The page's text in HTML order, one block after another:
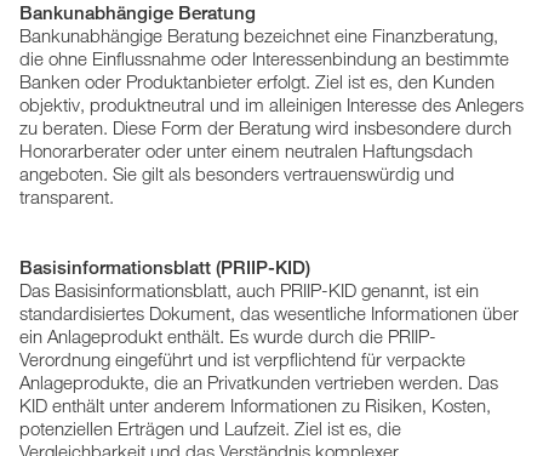
Bankunabhängige Beratung
Bankunabhängige Beratung bezeichnet eine Finanzberatung,
die ohne Einflussnahme oder Interessenbindung an bestimmte
Banken oder Produktanbieter erfolgt. Ziel ist es, den Kunden
objektiv, produktneutral und im alleinigen Interesse des Anlegers
zu beraten. Diese Form der Beratung wird insbesondere durch
Honorarberater oder unter einem neutralen Haftungsdach
angeboten. Sie gilt als besonders vertrauenswürdig und
transparent.
Basisinformationsblatt (PRIIP-KID)
Das Basisinformationsblatt, auch PRIIP-KID genannt, ist ein
standardisiertes Dokument, das wesentliche Informationen über
ein Anlageprodukt enthält. Es wurde durch die PRIIP-
Verordnung eingeführt und ist verpflichtend für verpackte
Anlageprodukte, die an Privatkunden vertrieben werden. Das
KID enthält unter anderem Informationen zu Risiken, Kosten,
potenziellen Erträgen und Laufzeit. Ziel ist es, die
Vergleichbarkeit und das Verständnis komplexer